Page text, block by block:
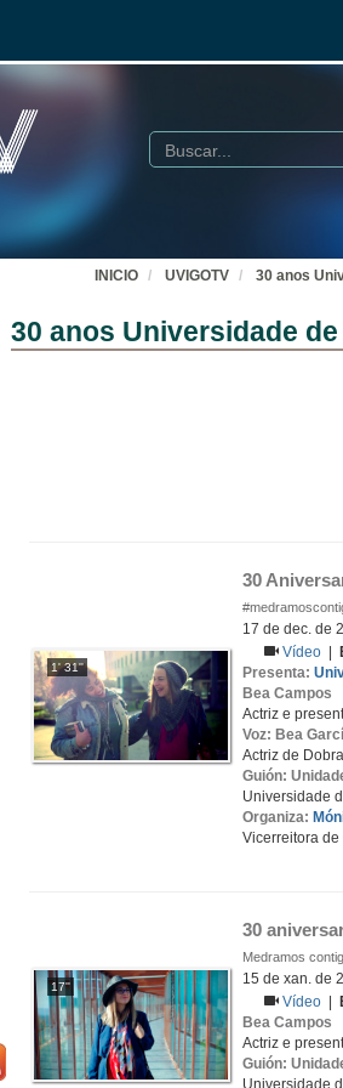
Buscar
INICIO UVIGOTV 30 anos
30 anos Universidade
1' 31''
30
17 de dec. de
Vídeo
Presenta:
Bea Campos
Actriz e
Voz: Bea
Actriz de
Guión:
Universidade
Organiza:
Vicerreitora
17''
30
Medramos
15 de xan. de
Vídeo
Bea Campos
Actriz e
Guión:
Universidade